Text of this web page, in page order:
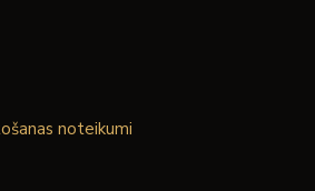
noteikumi